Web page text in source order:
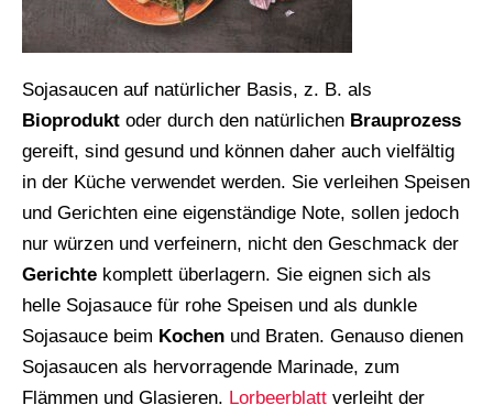
Sojasaucen auf natürlicher Basis, z. B. als
Bioprodukt oder durch den natürlichen Brauprozess
gereift, sind gesund und können daher auch vielfältig
in der Küche verwendet werden. Sie verleihen Speisen
und Gerichten eine eigenständige Note, sollen jedoch
nur würzen und verfeinern, nicht den Geschmack der
Gerichte komplett überlagern. Sie eignen sich als
helle Sojasauce für rohe Speisen und als dunkle
Sojasauce beim Kochen und Braten. Genauso dienen
Sojasaucen als hervorragende Marinade, zum
Flämmen und Glasieren. Lorbeerblatt verleiht der